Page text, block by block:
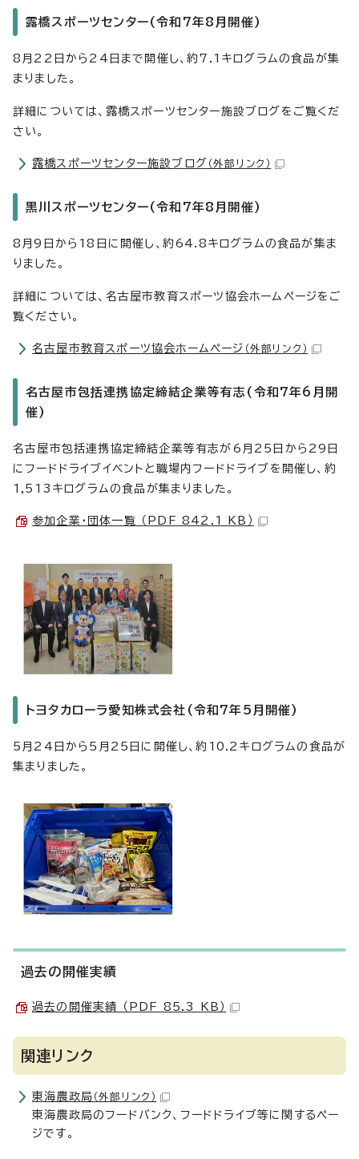
露橋スポーツセンター(令和7年8月開催)
8月22日から24日まで開催し、約7.1キログラムの食品が集
まりました。
詳細については、露橋スポーツセンター施設ブログをご覧くだ
さい。
露橋スポーツセンター施設ブログ （外部リンク）
黒川スポーツセンター(令和7年8月開催)
8月9日から18日に開催し、約64.8キログラムの食品が集ま
りました。
詳細については、名古屋市教育スポーツ協会ホームページをご
覧ください。
名古屋市教育スポーツ協会ホームページ （外部リンク）
名古屋市包括連携協定締結企業等有志(令和7年6月開
催)
名古屋市包括連携協定締結企業等有志が6月25日から29日
にフードドライブイベントと職場内フードドライブを開催し、約
1,513キログラムの食品が集まりました。
参加企業・団体一覧 （PDF 842.1 KB）
トヨタカローラ愛知株式会社(令和7年5月開催)
5月24日から5月25日に開催し、約10.2キログラムの食品が
集まりました。
過去の開催実績
過去の開催実績 （PDF 85.3 KB）
関連リンク
東海農政局 （外部リンク）
東海農政局のフードバンク、フードドライブ等に関するペー
ジです。